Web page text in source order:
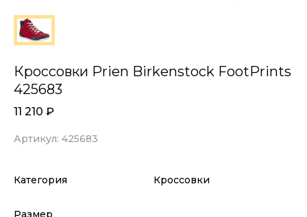
Кроссовки Prien Birkenstock FootPrints
425683
11 210 ₽
Артикул: 425683
Категория Кроссовки
Размер